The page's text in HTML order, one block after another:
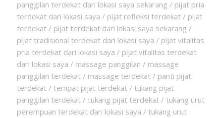
panggilan terdekat dari lokasi saya sekarang / pijat pria
terdekat dari lokasi saya / pijat refleksi terdekat / pijat
terdekat / pijat terdekat dari lokasi saya sekarang /
pijat tradisional terdekat dari lokasi saya / pijat vitalitas
pria terdekat dari lokasi saya / pijat vitalitas terdekat
dari lokasi saya / massage panggilan / massage
panggilan terdekat / massage terdekat / panti pijat
terdekat / tempat pijat terdekat / tukang pijat
panggilan terdekat / tukang pijat terdekat / tukang urut
perempuan terdekat dari lokasi saya / tukang urut